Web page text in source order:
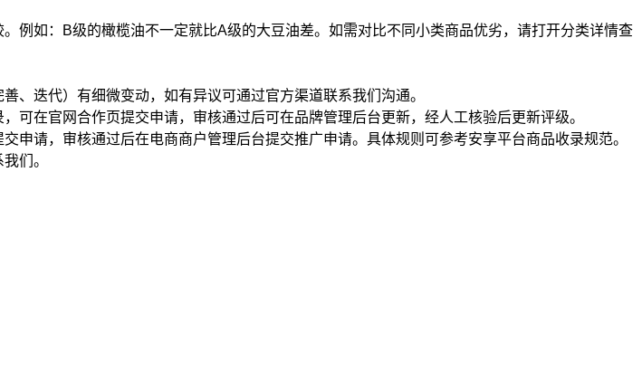
例如：B级的橄榄油不一定就比A级的大豆油差。如需对比不同小类商品优劣，请打开分类详情查
、迭代）有细微变动，如有异议可通过官方渠道联系我们沟通。
在官网合作页提交申请，审核通过后可在品牌管理后台更新，经人工核验后更新评级。
请，审核通过后在电商商户管理后台提交推广申请。具体规则可参考安享平台商品收录规范。
们。